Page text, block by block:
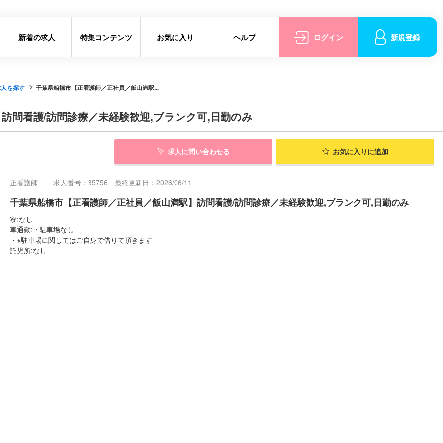
新着の求人 特集コンテンツ お気に入り ヘルプ ログイン 新規登録
を探す 千葉県船橋市【正看護師／正社員／飯山満駅...
問看護/訪問診療／未経験歓迎,ブランク可,日勤のみ
求人に問い合わせる お気に入りに追加
正看護師 求人番号：35756 最終更新日：2026/06/11
千葉県船橋市【正看護師／正社員／飯山満駅】訪問看護/訪問診療／未経験歓迎,ブランク可,日勤のみ
寮:なし
車通勤:・駐車場なし
・※駐車場に関してはご自身で借りて頂きます
託児所:なし